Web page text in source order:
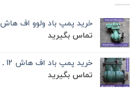
خرید پمپ باد ولوو اف هاش 13 تک‌ پیستون -FH13
تماس بگیرید
خرید پمپ باد اف هاش 12 ـ FH12
تماس بگیرید